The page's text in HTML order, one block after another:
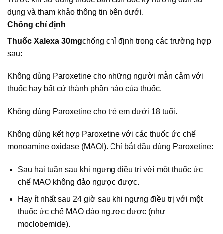
dụng và tham khảo thông tin bên dưới.
Chống chỉ định
Thuốc Xalexa 30mgchống chỉ định trong các trường hợp
sau:
Không dùng Paroxetine cho những người mẫn cảm với
thuốc hay bất cứ thành phần nào của thuốc.
Không dùng Paroxetine cho trẻ em dưới 18 tuổi.
Không dùng kết hợp Paroxetine với các thuốc ức chế
monoamine oxidase (MAOI). Chỉ bắt đầu dùng Paroxetine:
Sau hai tuần sau khi ngưng điều trị với một thuốc ức
chế MAO không đảo ngược được.
Hay ít nhất sau 24 giờ sau khi ngưng điều trị với một
thuốc ức chế MAO đảo ngược được (như
moclobemide).